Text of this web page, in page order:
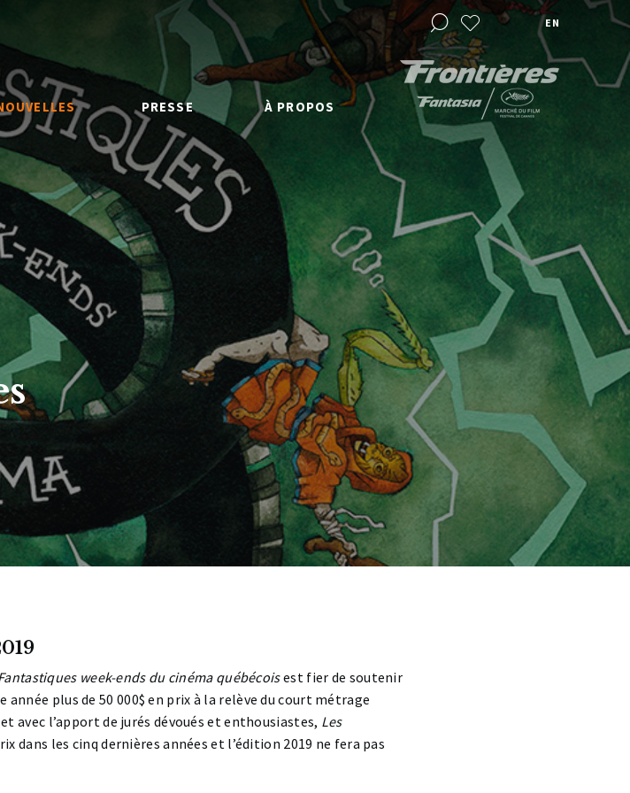
PRESSE À PROPOS
EN
week-ends du cinéma québécoisest fier de soutenir
plus de 50 000$ en prix à la relève du court métrage
avec l’apport de jurés dévoués et enthousiastes, Les
dans les cinq dernières années et l’édition 2019 ne fera pas